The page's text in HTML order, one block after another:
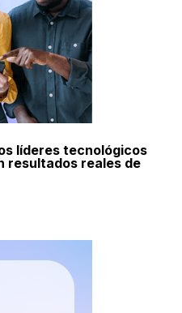
líderes tecnológicos
resultados reales de